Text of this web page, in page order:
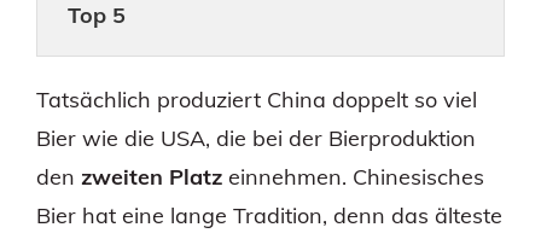
Top 5
Tatsächlich produziert China doppelt so viel
Bier wie die USA, die bei der Bierproduktion
den zweiten Platz einnehmen. Chinesisches
Bier hat eine lange Tradition, denn das älteste